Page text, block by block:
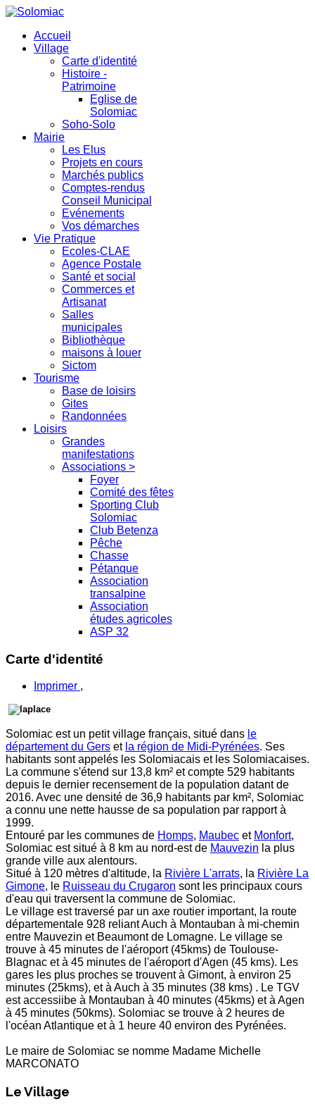
Accueil
Village
Carte d'identité
Histoire -
Patrimoine
Eglise de
Solomiac
Soho-Solo
Mairie
Les Elus
Projets en cours
Marchés publics
Comptes-rendus
Conseil Municipal
Evénements
Vos démarches
Vie Pratique
Ecoles-CLAE
Agence Postale
Santé et social
Commerces et
Artisanat
Salles
municipales
Bibliothèque
maisons à louer
Sictom
Tourisme
Base de loisirs
Gites
Randonnées
Loisirs
Grandes
manifestations
Associations >
Foyer
Comité des fêtes
Sporting Club
Solomiac
Club Betenza
Pêche
Chasse
Pétanque
Association
transalpine
Association
études agricoles
ASP 32
Carte d'identité
Imprimer ,
Solomiac est un petit village français, situé dans le
département du Gers et la région de Midi-Pyrénées. Ses
habitants sont appelés les Solomiacais et les Solomiacaises.
La commune s'étend sur 13,8 km² et compte 529 habitants
depuis le dernier recensement de la population datant de
2016. Avec une densité de 36,9 habitants par km², Solomiac
a connu une nette hausse de sa population par rapport à
1999.
Entouré par les communes de Homps, Maubec et Monfort,
Solomiac est situé à 8 km au nord-est de Mauvezin la plus
grande ville aux alentours.
Situé à 120 mètres d'altitude, la Rivière L'arrats, la Rivière La
Gimone, le Ruisseau du Crugaron sont les principaux cours
d'eau qui traversent la commune de Solomiac.
Le village est traversé par un axe routier important, la route
départementale 928 reliant Auch à Montauban à mi-chemin
entre Mauvezin et Beaumont de Lomagne. Le village se
trouve à 45 minutes de l'aéroport (45kms) de Toulouse-
Blagnac et à 45 minutes de l'aéroport d'Agen (45 kms). Les
gares les plus proches se trouvent à Gimont, à environ 25
minutes (25kms), et à Auch à 35 minutes (38 kms) . Le TGV
est accessiibe à Montauban à 40 minutes (45kms) et à Agen
à 45 minutes (50kms). Solomiac se trouve à 2 heures de
l'océan Atlantique et à 1 heure 40 environ des Pyrénées.
Le maire de Solomiac se nomme Madame Michelle
MARCONATO
Le Village